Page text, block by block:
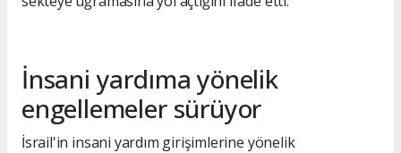
İnsani yardıma yönelik
engellemeler sürüyor
İsrail'in insani yardım girişimlerine yönelik